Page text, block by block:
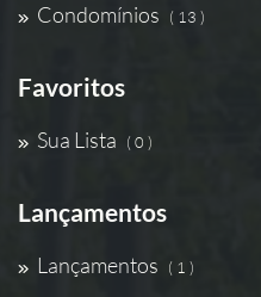
Condomínios ( 13 )
Favoritos
Sua Lista ( 0 )
Lançamentos
Lançamentos ( 1 )